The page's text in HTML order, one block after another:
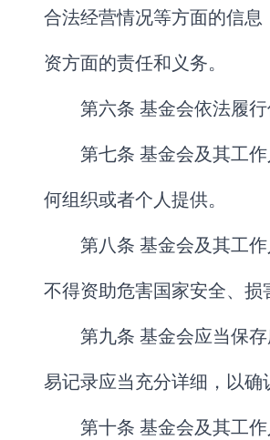
合法经营情况等方面的信
资方面的责任和义务。
第六条 基金会依法履
第七条 基金会及其工
何组织或者个人提供。
第八条 基金会及其工
不得资助危害国家安全、
第九条 基金会应当保
易记录应当充分详细，以
第十条 基金会及其工